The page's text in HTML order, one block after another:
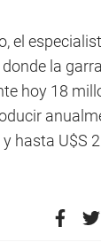
el
la
hoy 18
hasta U$S